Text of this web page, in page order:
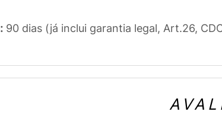
90 dias (já inclui garantia legal, Art.26,